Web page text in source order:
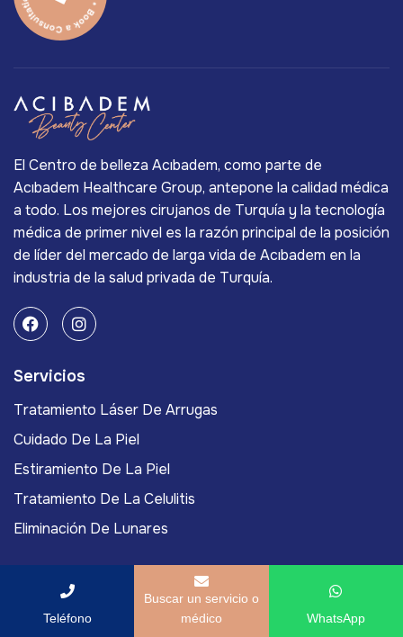
El Centro de belleza Acıbadem, como parte de
Acıbadem Healthcare Group, antepone la calidad médica
a todo. Los mejores cirujanos de Turquía y la tecnología
médica de primer nivel es la razón principal de la posición
de líder del mercado de larga vida de Acıbadem en la
industria de la salud privada de Turquía.
Servicios
Tratamiento Láser De Arrugas
Cuidado De La Piel
Estiramiento De La Piel
Tratamiento De La Celulitis
Eliminación De Lunares
Acıbadem International
Teléfono
Buscar un servicio o
médico
WhatsApp